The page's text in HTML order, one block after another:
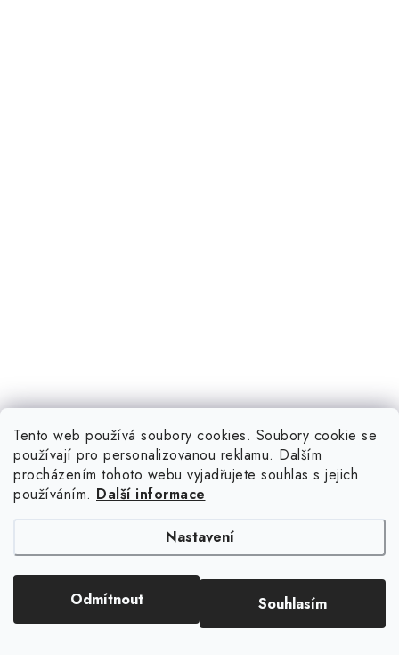
Tento web používá soubory cookies. Soubory cookie se
používají pro personalizovanou reklamu. Dalším
procházením tohoto webu vyjadřujete souhlas s jejich
používáním. Další informace
Nastavení
Odmítnout Souhlasím